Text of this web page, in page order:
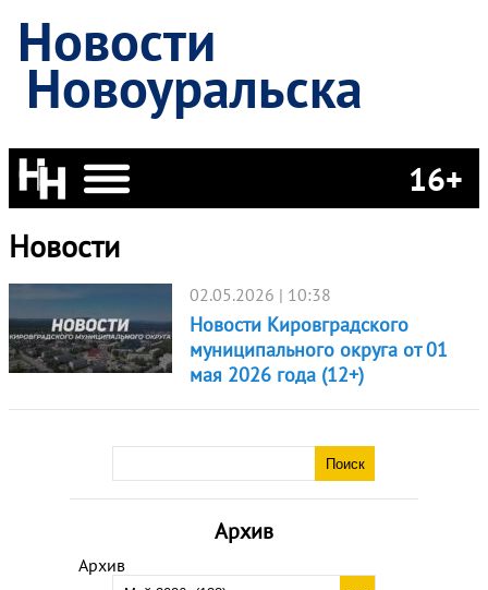
Новости
Новоуральска
16+
Архив
Архив
Новости
02.05.2026 | 10:38
Новости Кировградского
муниципального округа от 01
мая 2026 года (12+)